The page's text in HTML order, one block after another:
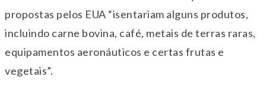
propostas pelos EUA “isentariam alguns produtos,
incluindo carne bovina, café, metais de terras raras,
equipamentos aeronáuticos e certas frutas e
vegetais”.